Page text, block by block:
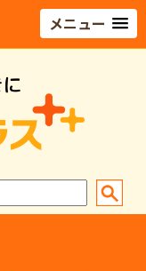
メニュー